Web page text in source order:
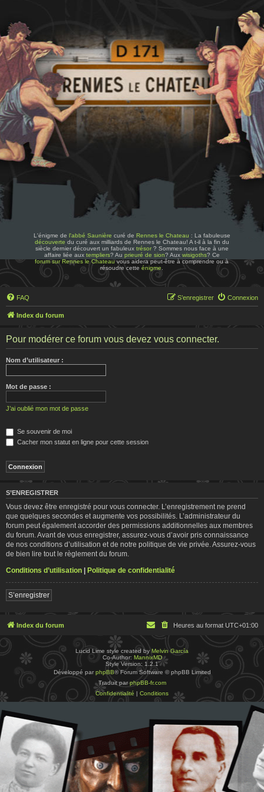
L'énigme de l'abbé Saunière curé de Rennes le Chateau : La fabuleuse
découverte du curé aux milliards de Rennes le Chateau! A t-il à la fin du
siècle dernier découvert un fabuleux trésor? Sommes nous face à une
affaire liée aux templiers? Au prieuré de sion? Aux wisigoths? Ce
forum sur Rennes le Chateauvous aidera peut-être à comprendre ou à
résoudre cetteénigme
FAQ Connexion
S’enregistrer
Index du forum
Pour modérer ce forum vous devez vous connecter.
Nom d’utilisateur :
Mot de passe :
J’ai oublié mon mot de passe
Se souvenir de moi
Cacher mon statut en ligne pour cette session
S’ENREGISTRER
Vous devez être enregistré pour vous connecter. L’enregistrement ne prend
que quelques secondes et augmente vos possibilités. L’administrateur du
forum peut également accorder des permissions additionnelles aux membres
du forum. Avant de vous enregistrer, assurez-vous d’avoir pris connaissance
de nos conditions d’utilisation et de notre politique de vie privée. Assurez-vous
de bien lire tout le règlement du forum.
Conditions d’utilisation | Politique de confidentialité
S’enregistrer
Index du forum Heures au format UTC+01:00
Lucid Lime style created byMelvin García
Co-Author: MannixMD
Style Version: 1.2.1
Développé par phpBB® Forum Software © phpBB Limited
Traduit parphpBB-fr.com
Confidentialité | Conditions